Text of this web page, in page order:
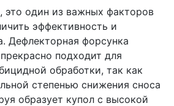
это один из важных факторов
эффективность и
Дефлекторная форсунка
подходит для
обработки, так как
степенью снижения сноса
образует купол с высокой